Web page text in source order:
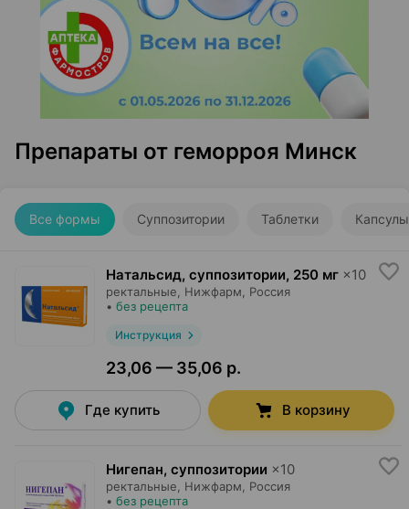
Препараты от геморроя Минск
Все формы Суппозитории Таблетки Капсулы
Натальсид, суппозитории, 250 мг ×10
ректальные, Нижфарм , Россия
• без рецепта
Инструкция
23,06 — 35,06 р.
Где купить В корзину
Нигепан, суппозитории ×10
ректальные, Нижфарм , Россия
• без рецепта